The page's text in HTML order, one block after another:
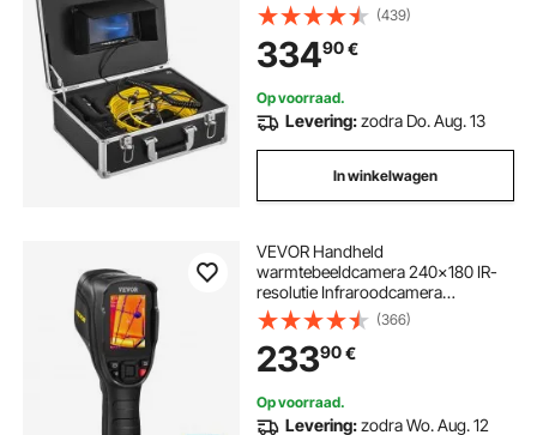
(439)
33490€
Op voorraad.
Levering:zodra Do. Aug. 13
In winkelwagen
VEVOR Handheld
warmtebeeldcamera 240x180 IR-
resolutie Infraroodcamera
Thermometer 40mK
thermografiecamera -20-350°C
Thermische camera CE-
gecertificeerd HVAC-
probleemoplossing Identificatie van
luchtlekkage
(366)
23390€
Op voorraad.
Levering:zodra Wo. Aug. 12